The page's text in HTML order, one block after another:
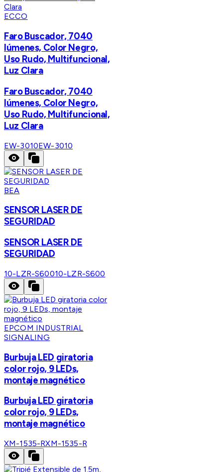
ECCO
Faro Buscador, 7040
lúmenes, Color Negro,
Uso Rudo, Multifuncional,
Luz Clara
Faro Buscador, 7040
lúmenes, Color Negro,
Uso Rudo, Multifuncional,
Luz Clara
EW-3010EW-3010
BEA
SENSOR LASER DE
SEGURIDAD
SENSOR LASER DE
SEGURIDAD
10-LZR-S60010-LZR-S600
EPCOM INDUSTRIAL
SIGNALING
Burbuja LED giratoria
color rojo, 9 LEDs,
montaje magnético
Burbuja LED giratoria
color rojo, 9 LEDs,
montaje magnético
XM-1535-RXM-1535-R